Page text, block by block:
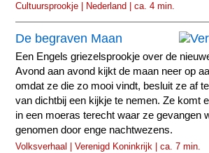
Cultuursprookje | Nederland | ca. 4 min.
De begraven Maan
Een Engels griezelsprookje over de
Avond aan avond kijkt de maan neer op
omdat ze die zo mooi vindt, besluit ze af
van dichtbij een kijkje te nemen. Ze komt
in een moeras terecht waar ze gevangen
genomen door enge nachtwezens.
Volksverhaal | Verenigd Koninkrijk | ca. 7 min.